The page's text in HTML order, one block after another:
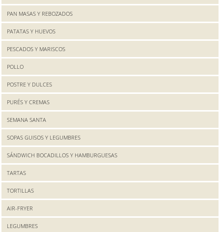
PAN MASAS Y REBOZADOS
PATATAS Y HUEVOS
PESCADOS Y MARISCOS
POLLO
POSTRE Y DULCES
PURÉS Y CREMAS
SEMANA SANTA
SOPAS GUISOS Y LEGUMBRES
SÁNDWICH BOCADILLOS Y HAMBURGUESAS
TARTAS
TORTILLAS
AIR-FRYER
LEGUMBRES